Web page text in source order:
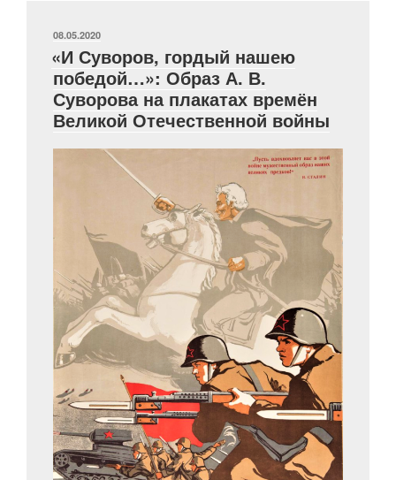
Отечественной
войны
1941–
1945
ОПУБЛИКОВАНО
08.05.2020
«И Суворов, гордый нашею
победой…»: Образ А. В.
Суворова на плакатах времён
Великой Отечественной войны